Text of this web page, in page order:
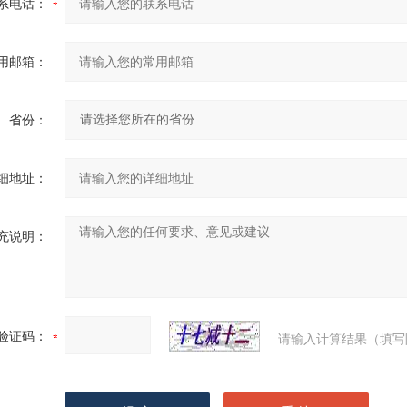
电话：
邮箱：
省份：
地址：
说明：
证码： 请输入计算结果（填